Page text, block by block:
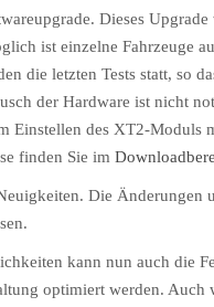
Dieses
ist einzelne Fahrzeuge
die letzten Tests statt, so
der Hardware ist nicht
Einstellen des XT2-Moduls
finden Sie im
Die Änderungen
kann nun auch die
optimiert werden. Auch